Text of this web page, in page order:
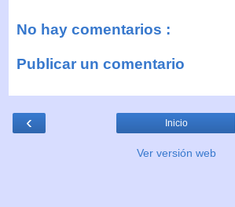
No hay comentarios :
Publicar un comentario
‹ Inicio
Ver versión web